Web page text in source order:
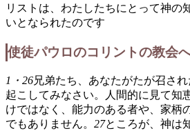
リストは、わたしたちにとって神の
いとなられたのです
使徒パウロのコリントの教会
1・26兄弟たち、あなたがたが召さ
起こしてみなさい。人間的に見て知
けではなく、能力のある者や、家柄
でもありません。 27ところが、神は